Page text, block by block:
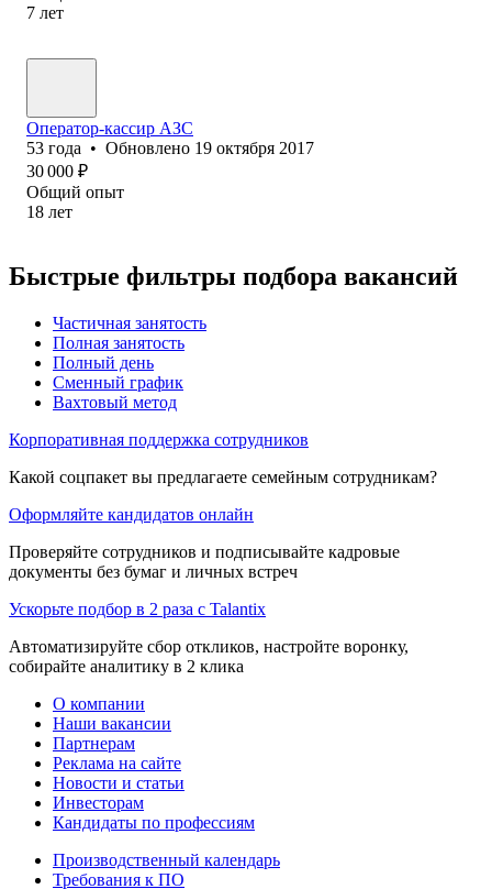
7 лет
Оператор-кассир АЗС
53 года • Обновлено 19 октября 2017
30 000 ₽
Общий опыт
18 лет
Быстрые фильтры подбора вакансий
Частичная занятость
Полная занятость
Полный день
Сменный график
Вахтовый метод
Корпоративная поддержка сотрудников
Какой соцпакет вы предлагаете семейным сотрудникам?
Оформляйте кандидатов онлайн
Проверяйте сотрудников и подписывайте кадровые
документы без бумаг и личных встреч
Ускорьте подбор в 2 раза с Talantix
Автоматизируйте сбор откликов, настройте воронку,
собирайте аналитику в 2 клика
О компании
Наши вакансии
Партнерам
Реклама на сайте
Новости и статьи
Инвесторам
Кандидаты по профессиям
Производственный календарь
Требования к ПО